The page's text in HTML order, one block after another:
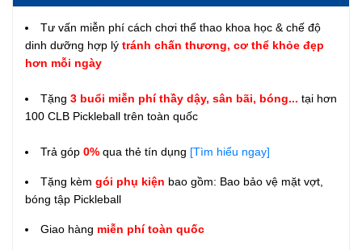
Tư vấn miễn phí cách chơi thể thao khoa học & chế độ
dinh dưỡng hợp lý tránh chấn thương, cơ thể khỏe đẹp
hơn mỗi ngày
Tặng 3 buổi miễn phí thầy dậy, sân bãi, bóng... tại hơn
100 CLB Pickleball trên toàn quốc
Trả góp 0% qua thẻ tín dụng [Tìm hiểu ngay]
Tặng kèm gói phụ kiện bao gồm: Bao bảo vệ mặt vợt,
bóng tập Pickleball
Giao hàng miễn phí toàn quốc